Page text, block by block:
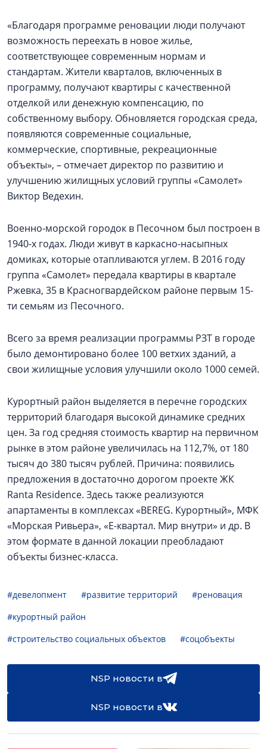
«Благодаря программе реновации люди получают
возможность переехать в новое жилье,
соответствующее современным нормам и
стандартам. Жители кварталов, включенных в
программу, получают квартиры с качественной
отделкой или денежную компенсацию, по
собственному выбору. Обновляется городская среда,
появляются современные социальные,
коммерческие, спортивные, рекреационные
объекты», – отмечает директор по развитию и
улучшению жилищных условий группы «Самолет»
Виктор Ведехин.
Военно-морской городок в Песочном был построен в
1940-х годах. Люди живут в каркасно-насыпных
домиках, которые отапливаются углем. В 2016 году
группа «Самолет» передала квартиры в квартале
Ржевка, 35 в Красногвардейском районе первым 15-
ти семьям из Песочного.
Всего за время реализации программы РЗТ в городе
было демонтировано более 100 ветхих зданий, а
свои жилищные условия улучшили около 1000 семей.
Курортный район выделяется в перечне городских
территорий благодаря высокой динамике средних
цен. За год средняя стоимость квартир на первичном
рынке в этом районе увеличилась на 112,7%, от 180
тысяч до 380 тысяч рублей. Причина: появились
предложения в достаточно дорогом проекте ЖК
Ranta Residence. Здесь также реализуются
апартаменты в комплексах «BEREG. Курортный», МФК
«Морская Ривьера», «Е-квартал. Мир внутри» и др. В
этом формате в данной локации преобладают
объекты бизнес-класса.
#девелопмент #развитие территорий
#реновация
#курортный район
#строительство социальных объектов
#соцобъекты
NSP новости в
NSP новости в